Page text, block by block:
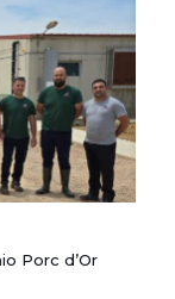
Porc d’Or